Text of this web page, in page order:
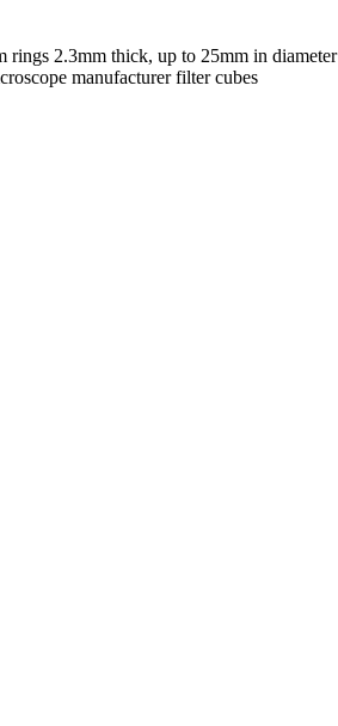
rings 2.3mm thick, up to 25mm in diameter
manufacturer filter cubes